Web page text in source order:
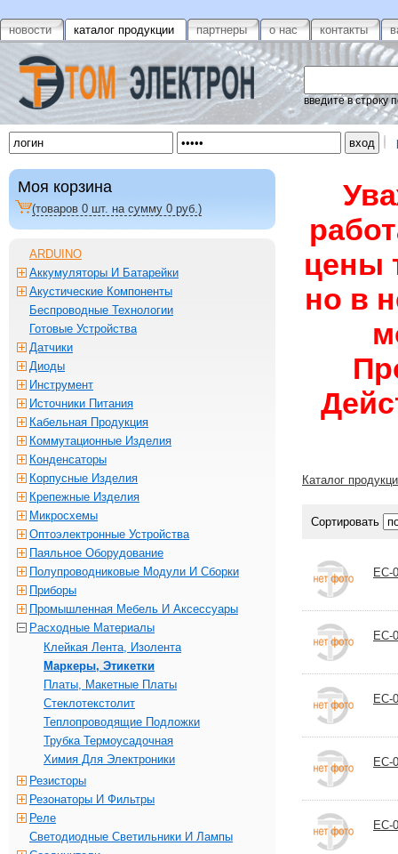
новости каталог продукции партнеры о нас контакты
введите в строку
цены
но в
Каталог
Сортировать
EC-
EC-
EC-
EC-
EC-
Моя корзина
(товаров 0 шт. на сумму 0 руб.)
ARDUINO
Аккумуляторы И Батарейки
Акустические Компоненты
Беспроводные Технологии
Готовые Устройства
Датчики
Диоды
Инструмент
Источники Питания
Кабельная Продукция
Коммутационные Изделия
Конденсаторы
Корпусные Изделия
Крепежные Изделия
Микросхемы
Оптоэлектронные Устройства
Паяльное Оборудование
Полупроводниковые Модули И Сборки
Приборы
Промышленная Мебель И Аксессуары
Расходные Материалы
Клейкая Лента, Изолента
Маркеры, Этикетки
Платы, Макетные Платы
Стеклотекстолит
Теплопроводящие Подложки
Трубка Термоусадочная
Химия Для Электроники
Резисторы
Резонаторы И Фильтры
Реле
Светодиодные Светильники И Лампы